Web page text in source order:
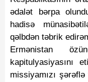
ədalət bərpa
hadisə
qəlbdən təbrik
Ermənistan
kapitulyasiyasını
missiyamızı